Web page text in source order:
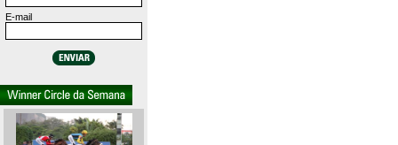
E-mail